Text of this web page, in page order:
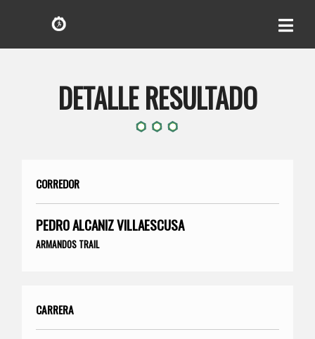
DETALLE RESULTADO
CORREDOR
PEDRO ALCANIZ VILLAESCUSA
ARMANDOS TRAIL
CARRERA